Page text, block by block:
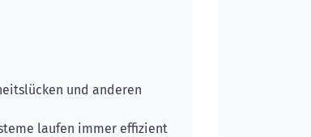
und anderen
laufen immer effizient